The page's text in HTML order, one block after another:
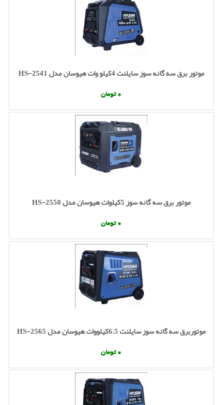
موتور برق سه گانه سوز سایلنت 4کیلو وات هیوسان مدل HS-2541
0 تومان
موتور برق سه گانه سوز 5کیلوات هیوسان مدل HS-2550
0 تومان
موتوربرق سه گانه سوز سایلنت 6.5کیلووات هیوسان مدل HS-2565
0 تومان